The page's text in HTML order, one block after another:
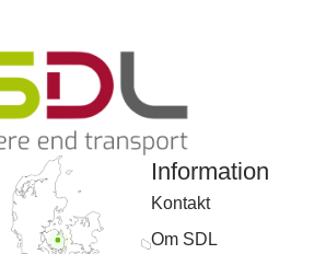
Information
Kontakt
Om SDL